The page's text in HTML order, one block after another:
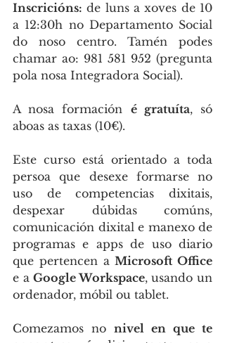
Inscricións: de luns a xoves de 10
a 12:30h no Departamento Social
do noso centro. Tamén podes
chamar ao: 981 581 952 (pregunta
pola nosa Integradora Social).
A nosa formación é gratuíta, só
aboas as taxas (10€).
Este curso está orientado a toda
persoa que desexe formarse no
uso de competencias dixitais,
despexar dúbidas comúns,
comunicación dixital e manexo de
programas e apps de uso diario
que pertencen a Microsoft Office
e a Google Workspace, usando un
ordenador, móbil ou tablet.
Comezamos no nivel en que te